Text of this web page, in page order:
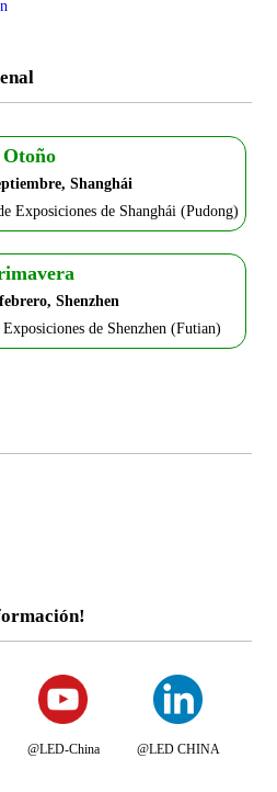
Otoño
Shanghái
Exposiciones de Shanghái (Pudong)
Shenzhen
de Shenzhen (Futian)
@LED-China @LED CHINA